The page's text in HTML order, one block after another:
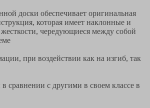
доски обеспечивает оригинальная
которая имеет наклонные и
чередующиеся между собой
при воздействии как на изгиб, так
сравнении с другими в своем классе в